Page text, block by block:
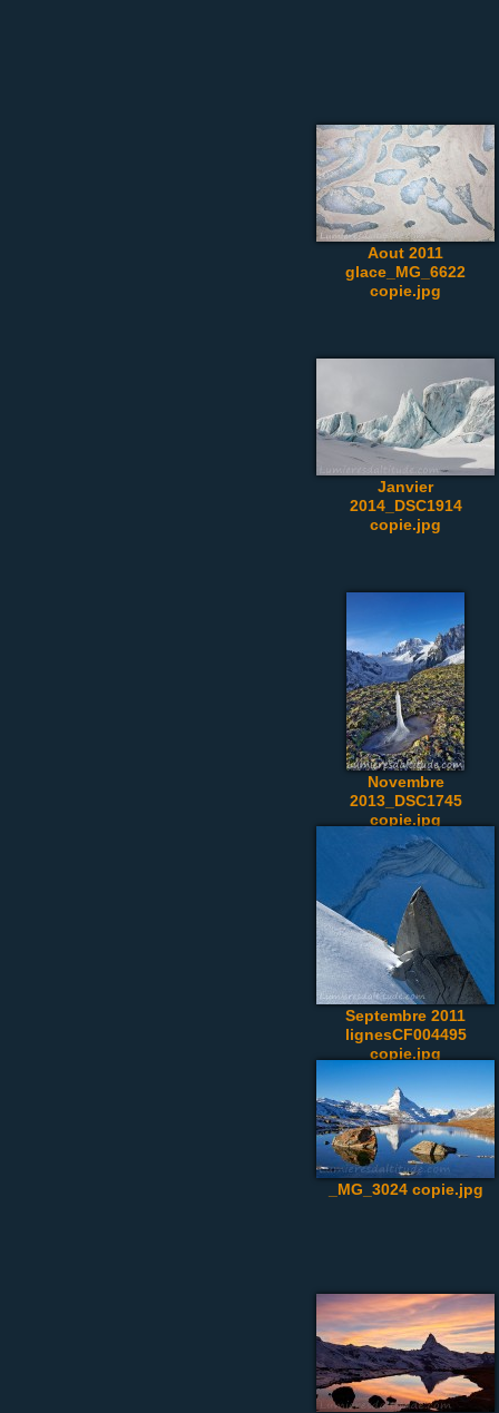
Aout 2011
glace_MG_6622
copie.jpg
Janvier
2014_DSC1914
copie.jpg
Novembre
2013_DSC1745
copie.jpg
Septembre 2011
lignesCF004495
copie.jpg
_MG_3024 copie.jpg